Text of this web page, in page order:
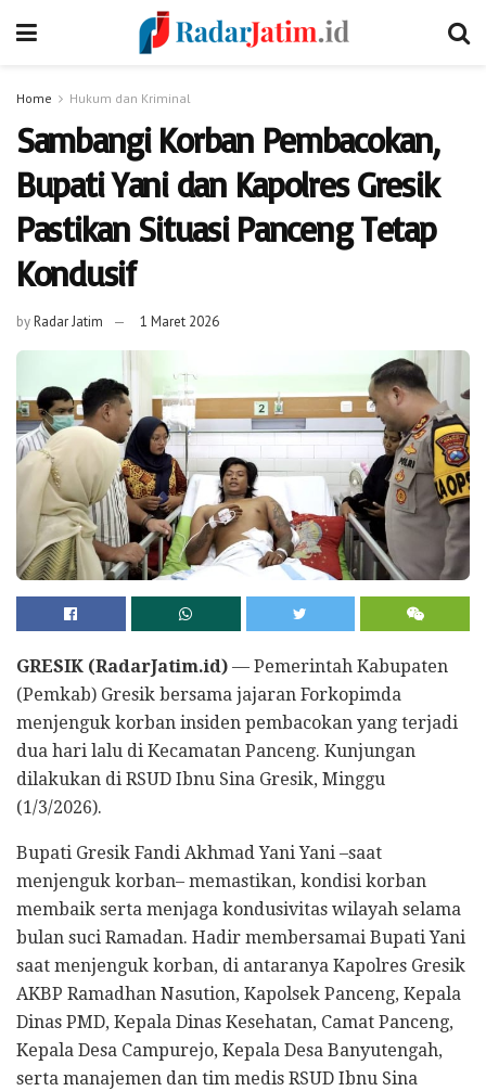
Home Hukum dan Kriminal
Sambangi Korban Pembacokan,
Bupati Yani dan Kapolres Gresik
Pastikan Situasi Panceng Tetap
Kondusif
byRadar Jatim 1 Maret 2026
GRESIK (RadarJatim.id) — Pemerintah Kabupaten
(Pemkab) Gresik bersama jajaran Forkopimda
menjenguk korban insiden pembacokan yang terjadi
dua hari lalu di Kecamatan Panceng. Kunjungan
dilakukan di RSUD Ibnu Sina Gresik, Minggu
(1/3/2026).
Bupati Gresik Fandi Akhmad Yani Yani –saat
menjenguk korban– memastikan, kondisi korban
membaik serta menjaga kondusivitas wilayah selama
bulan suci Ramadan. Hadir membersamai Bupati Yani
saat menjenguk korban, di antaranya Kapolres Gresik
AKBP Ramadhan Nasution, Kapolsek Panceng, Kepala
Dinas PMD, Kepala Dinas Kesehatan, Camat Panceng,
Kepala Desa Campurejo, Kepala Desa Banyutengah,
serta manajemen dan tim medis RSUD Ibnu Sina